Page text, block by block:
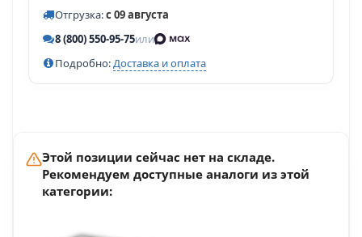
Отгрузка:с 09 августа
8 (800) 550-95-75или
Подробно:Доставка и оплата
Этой позиции сейчас нет на складе.
Рекомендуем доступные аналоги из этой
категории: